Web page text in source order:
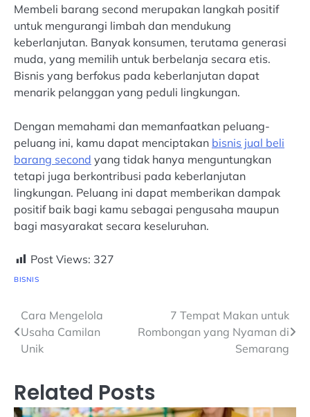
Membeli barang second merupakan langkah positif
untuk mengurangi limbah dan mendukung
keberlanjutan. Banyak konsumen, terutama generasi
muda, yang memilih untuk berbelanja secara etis.
Bisnis yang berfokus pada keberlanjutan dapat
menarik pelanggan yang peduli lingkungan.
Dengan memahami dan memanfaatkan peluang-
peluang ini, kamu dapat menciptakan bisnis jual beli
barang second yang tidak hanya menguntungkan
tetapi juga berkontribusi pada keberlanjutan
lingkungan. Peluang ini dapat memberikan dampak
positif baik bagi kamu sebagai pengusaha maupun
bagi masyarakat secara keseluruhan.
Post Views: 327
BISNIS
Navigasi
pos
Cara Mengelola
Usaha Camilan
Unik
7 Tempat Makan untuk
Rombongan yang Nyaman di
Semarang
Related Posts